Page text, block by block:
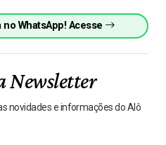
WhatsApp! Acesse
Newsletter
novidades e informações do Alô